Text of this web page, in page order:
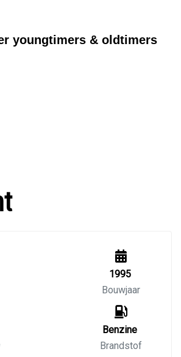
youngtimers & oldtimers
1995
Bouwjaar
Benzine
Brandstof